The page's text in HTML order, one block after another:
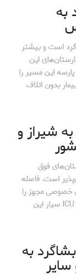
به
است و بیشتر
این
این مسیر را
بدون اتلاف
شیراز و
فوق
است. فاصله
خصوصی مجهز را
بیشتر می‌کند. آمبولانس پارسه با امکانات ICU سیار این
به
سایر